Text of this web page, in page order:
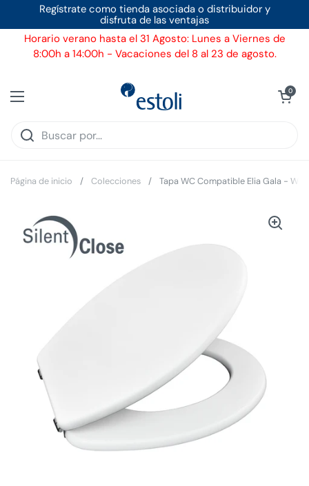
Ir al contenidoRegístrate como tienda asociada o distribuidor y
disfruta de las ventajas
Horario verano hasta el 31 Agosto: Lunes a Viernes de
8:00h a 14:00h - Vacaciones del 8 al 23 de agosto.
Abrir menú
Ver carrito
0
Página de inicio / Colecciones / Tapa WC Compatible Elia Gala -